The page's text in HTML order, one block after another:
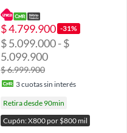
$ 4.799.900 -31%
$ 5.099.000 - $
5.099.900
$ 6.999.900
3cuotas sin interés
Retira desde 90min
Cupón: X800 por $800 mil